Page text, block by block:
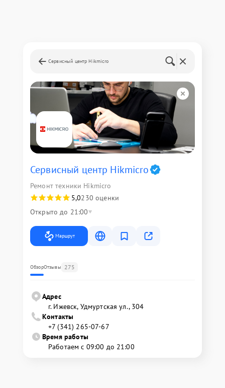
Сервисный центр Hikmicro
Сервисный центр Hikmicro
Ремонт техники Hikmicro
5,0230 оценки
Открыто до 21:00
Маршрут
ОбзорОтзывы 275
Адрес
г. Ижевск, Удмуртская ул., 304
Контакты
+7 (341) 265-07-67
Время работы
Работаем с 09:00 до 21:00